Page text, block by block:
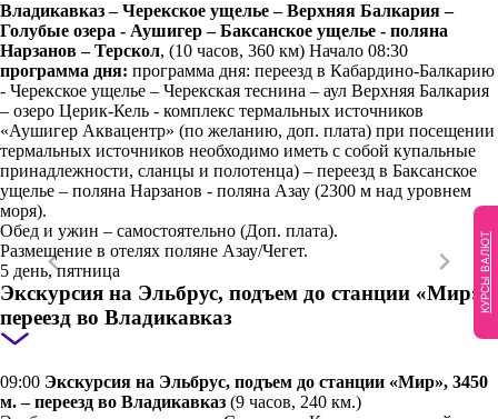
Владикавказ – Черекское ущелье – Верхняя Балкария –
Голубые озера - Аушигер – Баксанское ущелье - поляна
Нарзанов – Терскол, (10 часов, 360 км) Начало 08:30
программа дня: программа дня: переезд в Кабардино-Балкарию
- Черекское ущелье – Черекская теснина – аул Верхняя Балкария
– озеро Церик-Кель - комплекс термальных источников
«Аушигер Аквацентр» (по желанию, доп. плата) при посещении
термальных источников необходимо иметь с собой купальные
принадлежности, сланцы и полотенца) – переезд в Баксанское
ущелье – поляна Нарзанов - поляна Азау (2300 м над уровнем
моря).
Обед и ужин – самостоятельно (Доп. плата).
Размещение в отелях поляне Азау/Чегет.
5 день, пятница
Экскурсия на Эльбрус, подъем до станции «Мир» -
переезд во Владикавказ
09:00 Экскурсия на Эльбрус, подъем до станции «Мир», 3450
м. – переезд во Владикавказ (9 часов, 240 км.)
КУРСЫ ВАЛЮТ